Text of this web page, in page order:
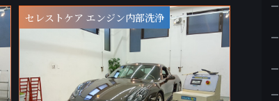
セレストケア エンジン内部洗浄